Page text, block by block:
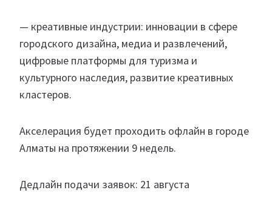
— креативные индустрии: инновации в сфере
городского дизайна, медиа и развлечений,
цифровые платформы для туризма и
культурного наследия, развитие креативных
кластеров.
Акселерация будет проходить офлайн в городе
Алматы на протяжении 9 недель.
Дедлайн подачи заявок: 21 августа